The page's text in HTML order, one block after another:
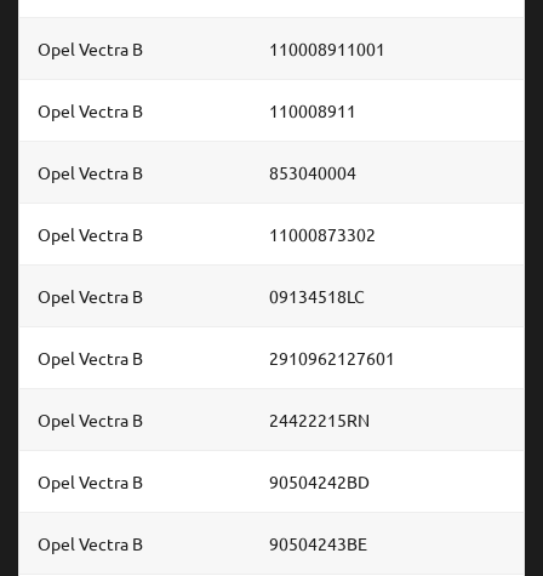
Opel Vectra B 110008911001
Opel Vectra B 110008911
Opel Vectra B 853040004
Opel Vectra B 11000873302
Opel Vectra B 09134518LC
Opel Vectra B 2910962127601
Opel Vectra B 24422215RN
Opel Vectra B 90504242BD
Opel Vectra B 90504243BE